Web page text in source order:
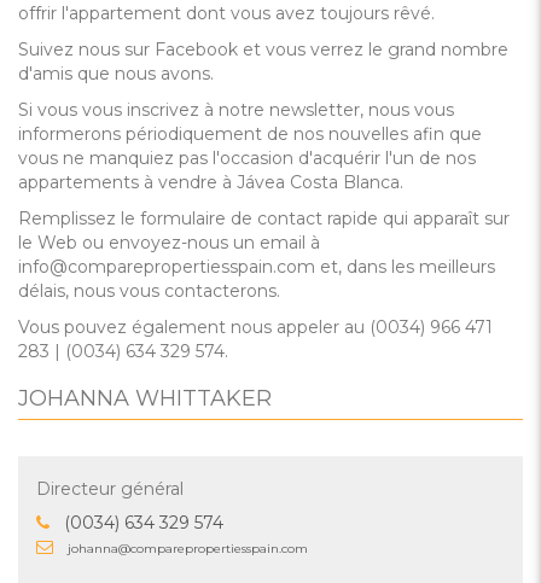
offrir l'appartement dont vous avez toujours rêvé.
Suivez nous sur Facebook et vous verrez le grand nombre
d'amis que nous avons.
Si vous vous inscrivez à notre newsletter, nous vous
informerons périodiquement de nos nouvelles afin que
vous ne manquiez pas l'occasion d'acquérir l'un de nos
appartements à vendre à Jávea Costa Blanca.
Remplissez le formulaire de contact rapide qui apparaît sur
le Web ou envoyez-nous un email à
info@comparepropertiesspain.com et, dans les meilleurs
délais, nous vous contacterons.
Vous pouvez également nous appeler au (0034) 966 471
283 | (0034) 634 329 574.
JOHANNA WHITTAKER
Directeur général
(0034) 634 329 574
johanna@comparepropertiesspain.com